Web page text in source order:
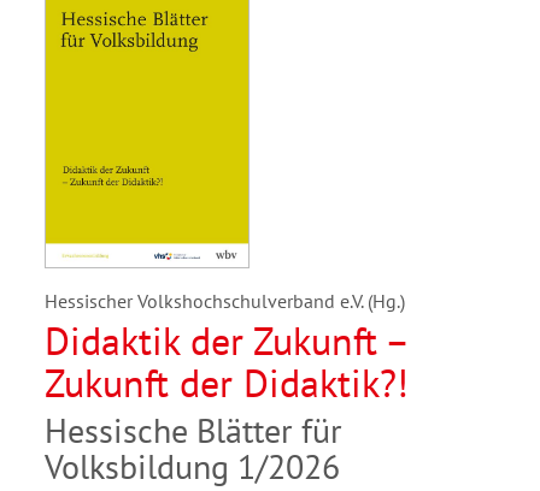
Hessischer Volkshochschulverband e.V. (Hg.)
Didaktik der Zukunft –
Zukunft der Didaktik?!
Hessische Blätter für
Volksbildung 1/2026